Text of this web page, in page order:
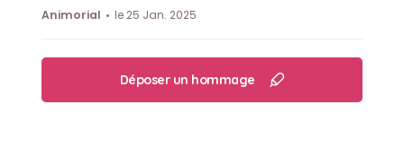
Animorial
le 25 Jan. 2025
Déposer un hommage